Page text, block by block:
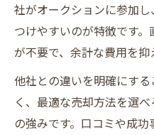
社がオークションに参加
つけやすいのが特徴です
が不要で、余計な費用を抑
他社との違いを明確にす
く、最適な売却方法を選
の強みです。口コミや成